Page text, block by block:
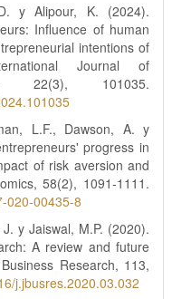
y Alipour, K. (2024).
Influence of human
intentions of
Journal of
22(3), 101035.
L.F., Dawson, A. y
progress in
of risk aversion and
58(2), 1091-1111.
020-00435-8
y Jaiswal, M.P. (2020).
A review and future
Research, 113,
j.jbusres.2020.03.032